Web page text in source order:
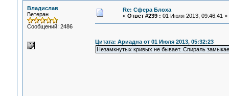
Владислав
Ветеран
Сообщений: 2486
Re: Сфера Блоха
« Ответ #239 : 01 Июля 2013, 09:46:41 »
Цитата: Ариадна от 01 Июля 2013, 05:32:23
Незамкнутых кривых не бывает. Спираль